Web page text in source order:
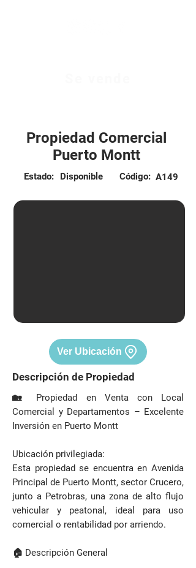
Propiedad Comercial
Puerto Montt
Código: A149
Estado: Disponible
Ver Ubicación
Descripción de Propiedad
🏡 Propiedad en Venta con Local
Comercial y Departamentos – Excelente
Inversión en Puerto Montt
Ubicación privilegiada:
Esta propiedad se encuentra en Avenida
Principal de Puerto Montt, sector Crucero,
junto a Petrobras, una zona de alto flujo
vehicular y peatonal, ideal para uso
comercial o rentabilidad por arriendo.
🏠 Descripción General